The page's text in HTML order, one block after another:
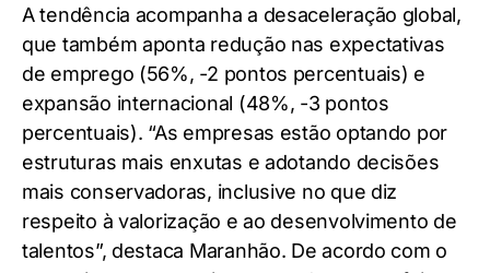
A tendência acompanha a desaceleração global,
que também aponta redução nas expectativas
de emprego (56%, -2 pontos percentuais) e
expansão internacional (48%, -3 pontos
percentuais). “As empresas estão optando por
estruturas mais enxutas e adotando decisões
mais conservadoras, inclusive no que diz
respeito à valorização e ao desenvolvimento de
talentos”, destaca Maranhão. De acordo com o